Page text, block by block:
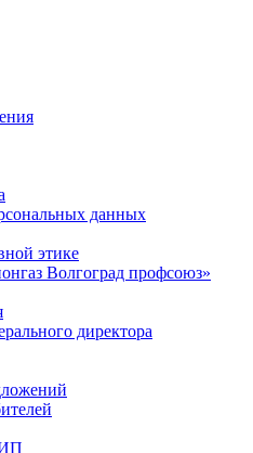
данных
этике
Волгоград профсоюз»
директора